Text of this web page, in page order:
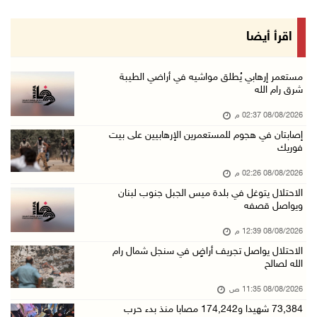
منتخبنا الوطني للتايكواندو يستهل مشاركته في ب ...
"فانا": الثقافة البحرينية تـصون الهوية الوطني ...
08/آب/2026 11:04 ص
73,384 شهيدا و174,242 مصابا منذ بدء حرب الإبا ...
08/آب/2026 10:50 ص
قوات الاحتلال تجري تحقيقات ميدانية مع عشرات ا ...
08/آب/2026 10:18 ص
تقرير: خطاب الكراهية والتحريض يتصاعد في أوساط ...
اقرأ أيضا
مستعمر إرهابي يُطلق مواشيه في أراضي الطيبة
شرق رام الله
08/08/2026 02:37 م
إصابتان في هجوم للمستعمرين الإرهابيين على بيت
فوريك
08/08/2026 02:26 م
الاحتلال يتوغل في بلدة ميس الجبل جنوب لبنان
ويواصل قصفه
08/08/2026 12:39 م
الاحتلال يواصل تجريف أراضٍ في سنجل شمال رام
الله لصالح
08/08/2026 11:35 ص
73,384 شهيدا و174,242 مصابا منذ بدء حرب